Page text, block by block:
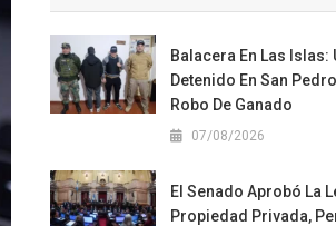
Balacera En Las Islas:
Detenido En San
Robo De Ganado
07/08/2026
El Senado Aprobó La
Propiedad Privada,